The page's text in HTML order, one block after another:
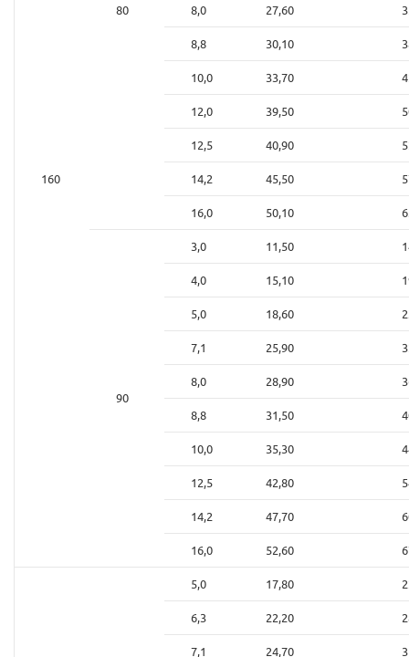
160
80 8,0 27,60
8,8 30,10
10,0 33,70
12,0 39,50
12,5 40,90
14,2 45,50
16,0 50,10
90
3,0 11,50
4,0 15,10
5,0 18,60
7,1 25,90
8,0 28,90
8,8 31,50
10,0 35,30
12,5 42,80
14,2 47,70
16,0 52,60
5,0 17,80
6,3 22,20
7,1 24,70